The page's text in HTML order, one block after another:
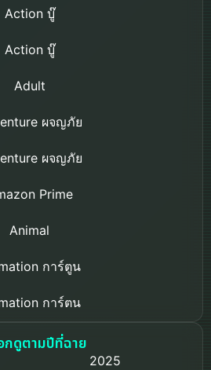
Action บู๊
Action บู๊
Adult
ผจญภัย
ผจญภัย
Prime
Animal
การ์ตูน
การ์ตูน
True Story เรื่องจริง
กดูตามปีที่ฉาย
2025